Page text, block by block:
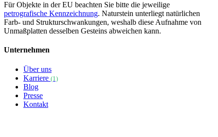
Für Objekte in der EU beachten Sie bitte die jeweilige
petrografische Kennzeichnung. Naturstein unterliegt natürlichen
Farb- und Strukturschwankungen, weshalb diese Aufnahme von
Unmaßplatten desselben Gesteins abweichen kann.
Unternehmen
Über uns
Karriere (1)
Blog
Presse
Kontakt